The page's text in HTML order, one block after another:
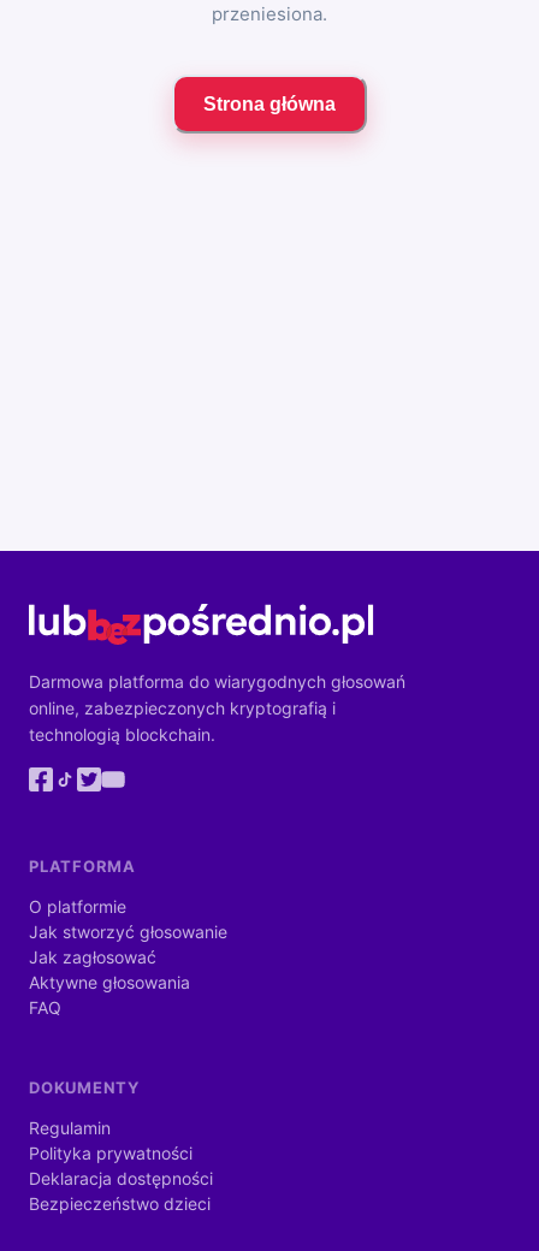
przeniesiona.
Strona główna
Darmowa platforma do wiarygodnych głosowań
online, zabezpieczonych kryptografią i
technologią blockchain.
PLATFORMA
O platformie
Jak stworzyć głosowanie
Jak zagłosować
Aktywne głosowania
FAQ
DOKUMENTY
Regulamin
Polityka prywatności
Deklaracja dostępności
Bezpieczeństwo dzieci